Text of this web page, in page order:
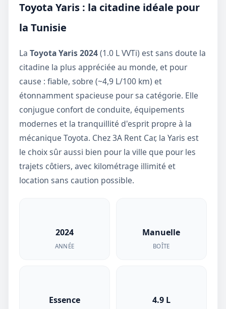
Toyota Yaris : la citadine idéale pour
la Tunisie
La Toyota Yaris 2024(1.0 L VVTi) est sans doute la
citadine la plus appréciée au monde, et pour
cause : fiable, sobre (~4,9 L/100 km) et
étonnamment spacieuse pour sa catégorie. Elle
conjugue confort de conduite, équipements
modernes et la tranquillité d'esprit propre à la
mécanique Toyota. Chez 3A Rent Car, la Yaris est
le choix sûr aussi bien pour la ville que pour les
trajets côtiers, avec kilométrage illimité et
location sans caution possible.
2024
ANNÉE
Manuelle
BOÎTE
Essence 4.9 L